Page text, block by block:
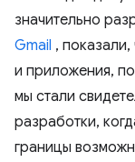
значительно
Gmail ,
и приложения,
мы стали
разработки,
границы